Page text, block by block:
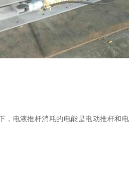
，电液推杆消耗的电能是电动推杆和电